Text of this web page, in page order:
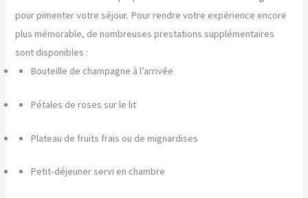
pour pimenter votre séjour. Pour rendre votre expérience encore
plus mémorable, de nombreuses prestations supplémentaires
sont disponibles :
Bouteille de champagne à l’arrivée
Pétales de roses sur le lit
Plateau de fruits frais ou de mignardises
Petit-déjeuner servi en chambre